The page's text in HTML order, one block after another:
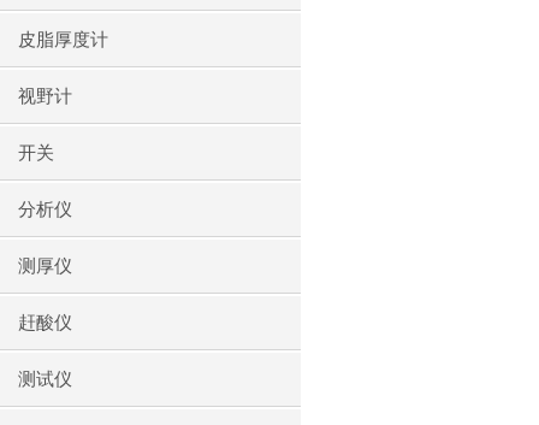
皮脂厚度计
视野计
开关
分析仪
测厚仪
赶酸仪
测试仪